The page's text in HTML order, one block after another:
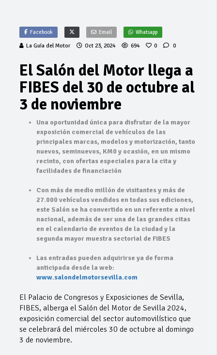
Facebook Email Whatsapp
La Guía del Motor Oct 23, 2024 694 0 0
El Salón del Motor llega a
FIBES del 30 de octubre al
3 de noviembre
Una oportunidad única para disfrutar de la mayor
exposición comercial de vehículos de las
principales marcas, modelos y motorización, tanto
nuevos, seminuevos, KM0 y ocasión, en un mismo
recinto, con ofertas especiales para la cita y
facilidades de financiación
Con más de medio millón de visitantes y más de
27.000 vehículos vendidos en todas sus ediciones,
este Salón se ha convertido en un referente a nivel
nacional, además de ser una de las grandes citas
en el calendario de eventos de la ciudad y la
segunda mayor muestra sectorial de FIBES
Las entradas pueden adquirirse ya de forma
anticipada desde la web:
www.salondelmotorsevilla.com
El Palacio de Congresos y Exposiciones de Sevilla,
FIBES, alberga el Salón del Motor de Sevilla 2024,
exposición comercial del sector automovilístico que
se celebrará del miércoles 30 de octubre al domingo
3 de noviembre.